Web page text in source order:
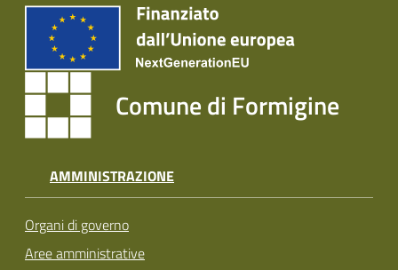
Comune di Formigine
AMMINISTRAZIONE
Organi di governo
Aree amministrative